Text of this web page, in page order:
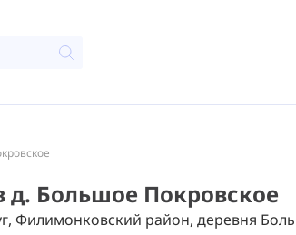
д. Большое Покровское
Филимонковский район, деревня